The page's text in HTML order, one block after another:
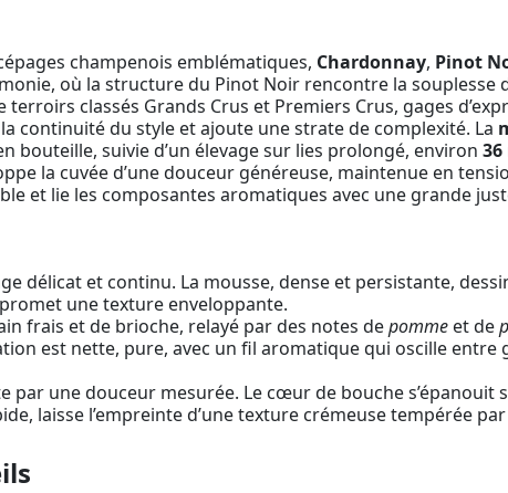
champenois emblématiques, Chardonnay, Pinot
où la structure du Pinot Noir rencontre la
classés Grands Crus et Premiers Crus, gages
continuité du style et ajoute une strate de complexité. La
bouteille, suivie d’un élevage sur lies prolongé, environ
la cuvée d’une douceur généreuse, maintenue en
et lie les composantes aromatiques avec une grande
délicat et continu. La mousse, dense et persistante,
une texture enveloppante.
frais et de brioche, relayé par des notes depomme et de
est nette, pure, avec un fil aromatique qui oscille
par une douceur mesurée. Le cœur de bouche
laisse l’empreinte d’une texture crémeuse tempérée